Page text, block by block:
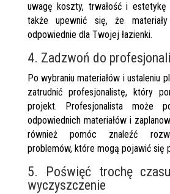
uwagę koszty, trwałość i estetykę
także upewnić się, że
odpowiednie dla Twojej łazienki.
4. Zadzwoń do
Po wybraniu materiałów i ustaleniu
zatrudnić profesjonalistę, który
projekt. Profesjonalista może
odpowiednich materiałów i
również pomóc znaleźć
problemów, które mogą pojawić się
5. Poświęć trochę
wyczyszczenie